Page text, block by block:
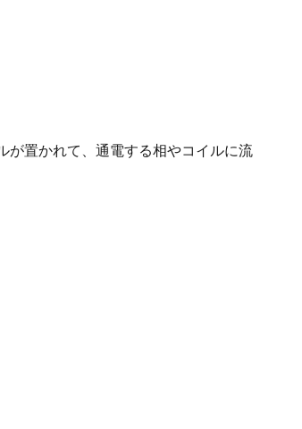
が置かれて、通電する相やコイルに流